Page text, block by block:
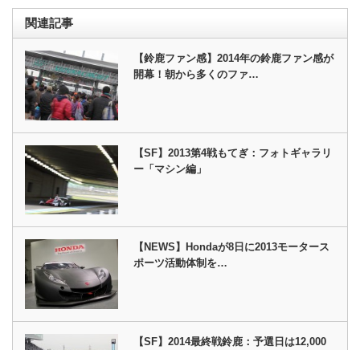
関連記事
【鈴鹿ファン感】2014年の鈴鹿ファン感が
開幕！朝から多くのファ…
【SF】2013第4戦もてぎ：フォトギャラリ
ー「マシン編」
【NEWS】Hondaが8日に2013モータース
ポーツ活動体制を…
【SF】2014最終戦鈴鹿：予選日は12,000